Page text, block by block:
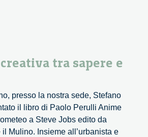
creativa tra sapere e
presso la nostra sede, Stefano
il libro di Paolo Perulli Anime
a Steve Jobs edito da
Mulino. Insieme all’urbanista e